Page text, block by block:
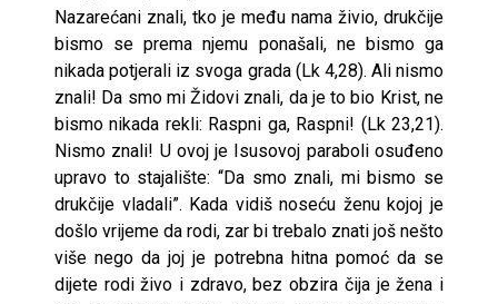
Nazarećani znali, tko je među nama živio, drukčije
bismo se prema njemu ponašali, ne bismo ga
nikada potjerali iz svoga grada (Lk 4,28). Ali nismo
znali! Da smo mi Židovi znali, da je to bio Krist, ne
bismo nikada rekli: Raspni ga, Raspni! (Lk 23,21).
Nismo znali! U ovoj je Isusovoj paraboli osuđeno
upravo to stajalište: “Da smo znali, mi bismo se
drukčije vladali”. Kada vidiš noseću ženu kojoj je
došlo vrijeme da rodi, zar bi trebalo znati još nešto
više nego da joj je potrebna hitna pomoć da se
dijete rodi živo i zdravo, bez obzira čija je žena i